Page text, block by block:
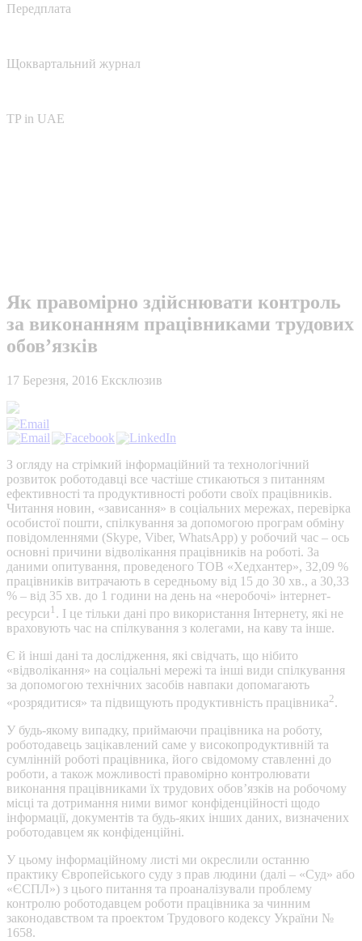
Передплата
Щоквартальний журнал
TP in UAE
Як правомірно здійснювати контроль
за виконанням працівниками трудових
обов’язків
17 Березня, 2016 Ексклюзив
З огляду на стрімкий інформаційний та технологічний
розвиток роботодавці все частіше стикаються з питанням
ефективності та продуктивності роботи своїх працівників.
Читання новин, «зависання» в соціальних мережах, перевірка
особистої пошти, спілкування за допомогою програм обміну
повідомленнями (Skype, Viber, WhatsApp) у робочий час – ось
основні причини відволікання працівників на роботі. За
даними опитування, проведеного ТОВ «Хедхантер», 32,09 %
працівників витрачають в середньому від 15 до 30 хв., а 30,33
% – від 35 хв. до 1 години на день на «неробочі» інтернет-
ресурси1 . І це тільки дані про використання Інтернету, які не
враховують час на спілкування з колегами, на каву та інше.
Є й інші дані та дослідження, які свідчать, що нібито
«відволікання» на соціальні мережі та інші види спілкування
за допомогою технічних засобів навпаки допомагають
«розрядитися» та підвищують продуктивність працівника2.
У будь-якому випадку, приймаючи працівника на роботу,
роботодавець зацікавлений саме у високопродуктивній та
сумлінній роботі працівника, його свідомому ставленні до
роботи, а також можливості правомірно контролювати
виконання працівниками їх трудових обов’язків на робочому
місці та дотримання ними вимог конфіденційності щодо
інформації, документів та будь-яких інших даних, визначених
роботодавцем як конфіденційні.
У цьому інформаційному листі ми окреслили останню
практику Європейського суду з прав людини (далі – «Суд» або
«ЄСПЛ») з цього питання та проаналізували проблему
контролю роботодавцем роботи працівника за чинним
законодавством та проектом Трудового кодексу України №
1658.